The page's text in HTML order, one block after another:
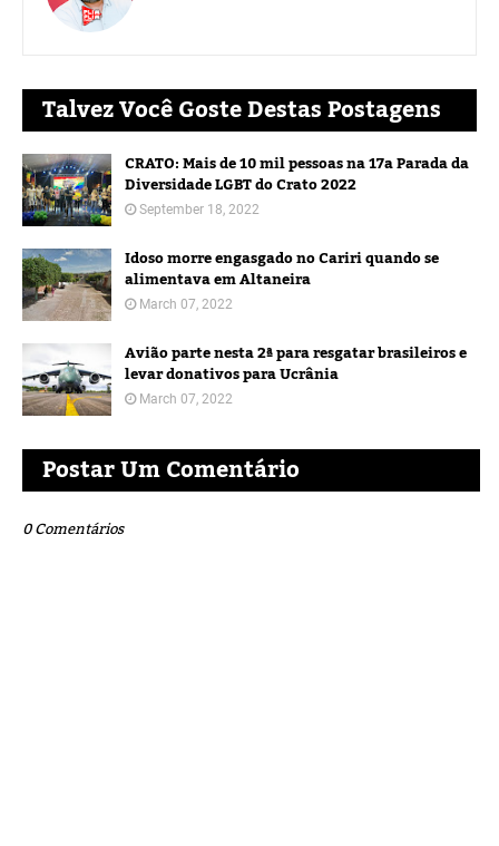
Talvez Você Goste Destas Postagens
CRATO: Mais de 10 mil pessoas na 17a Parada da
Diversidade LGBT do Crato 2022
September 18, 2022
Idoso morre engasgado no Cariri quando se
alimentava em Altaneira
March 07, 2022
Avião parte nesta 2ª para resgatar brasileiros e
levar donativos para Ucrânia
March 07, 2022
Postar Um Comentário
0 Comentários